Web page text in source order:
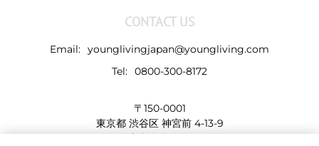
CONTACT US
Email: younglivingjapan@youngliving.com
Tel: 0800-300-8172
〒150-0001
東京都 渋谷区 神宮前 4-13-9
表参道LHビル